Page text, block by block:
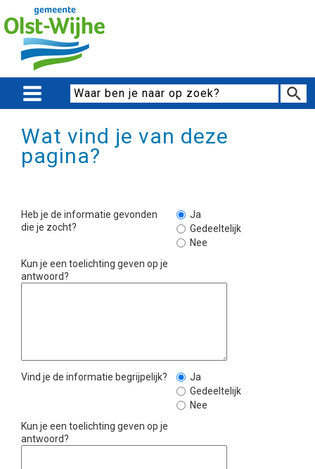
Wat vind je van deze
pagina?
Heb je de informatie gevonden
die je zocht?
Ja
Gedeeltelijk
Nee
Kun je een toelichting geven op je
antwoord?
Vind je de informatie begrijpelijk?
Ja
Gedeeltelijk
Nee
Kun je een toelichting geven op je
antwoord?